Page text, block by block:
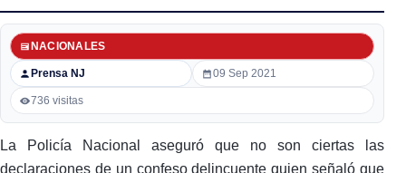
Prensa NJ
NACIONALES
09 Sep 2021
736 visitas
La Policía Nacional aseguró que no son ciertas las
declaraciones de un confeso delincuente quien señaló que